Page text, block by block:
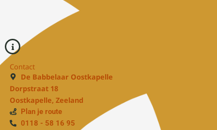
Contact
De Babbelaar Oostkapelle
Dorpstraat 18
Oostkapelle, Zeeland
Plan je route
0118 - 58 16 95